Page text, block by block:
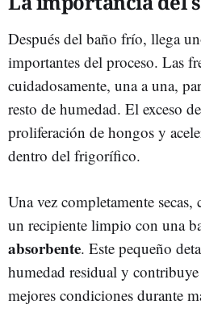
Después del baño frío, llega
importantes del proceso. Las
cuidadosamente, una a una,
resto de humedad. El exceso
proliferación de hongos y
dentro del frigorífico.
Una vez completamente secas,
un recipiente limpio con una
absorbente. Este pequeño
humedad residual y contribuye
mejores condiciones durante